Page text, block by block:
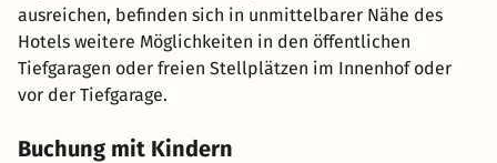
ausreichen, befinden sich in unmittelbarer Nähe des
Hotels weitere Möglichkeiten in den öffentlichen
Tiefgaragen oder freien Stellplätzen im Innenhof oder
vor der Tiefgarage.
Buchung mit Kindern